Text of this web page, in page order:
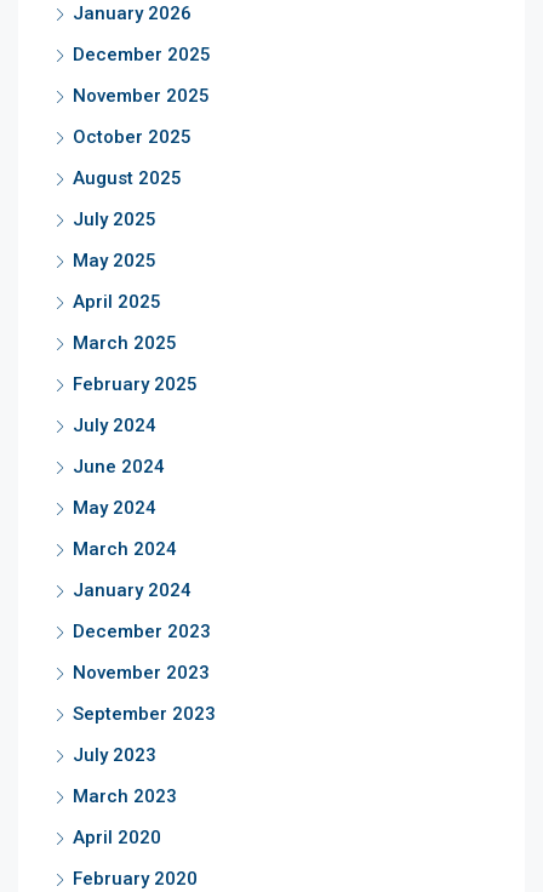
January 2026
December 2025
November 2025
October 2025
August 2025
July 2025
May 2025
April 2025
March 2025
February 2025
July 2024
June 2024
May 2024
March 2024
January 2024
December 2023
November 2023
September 2023
July 2023
March 2023
April 2020
February 2020